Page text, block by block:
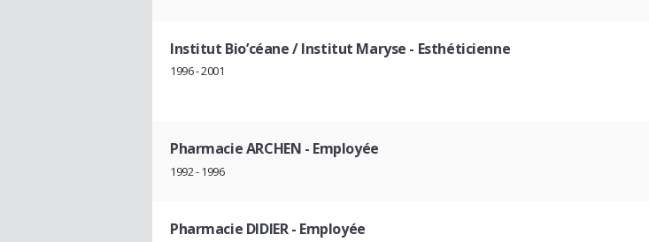
Institut Bio’céane / Institut Maryse - Esthéticienne
1996 - 2001
Pharmacie ARCHEN - Employée
1992 - 1996
Pharmacie DIDIER- Employée